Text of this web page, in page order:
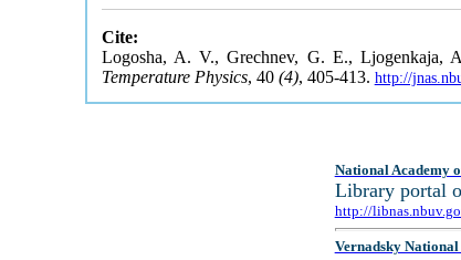
Cite:
Logosha, A. V., Grechnev, G. E., Ljogenkaja,
Temperature Physics, 40 (4), 405-413. http://
National Academy
Library portal
http://
Vernadsky